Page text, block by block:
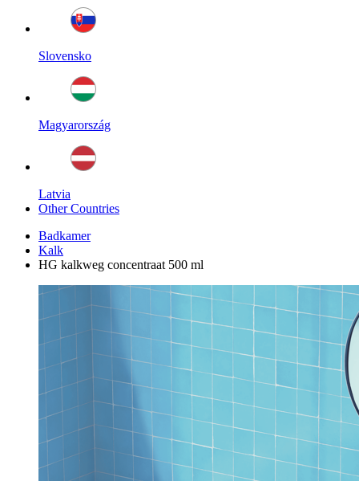
Slovensko
Magyarország
Latvia
Other Countries
Badkamer
Kalk
HG kalkweg concentraat 500 ml